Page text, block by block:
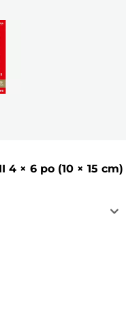
× 6 po (10 × 15 cm)